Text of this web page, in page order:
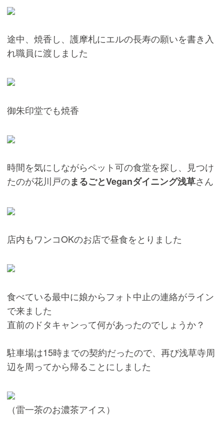
途中、焼香し、護摩札にエルの長寿の願いを書き入
れ職員に渡しました
御朱印堂でも焼香
時間を気にしながらペット可の食堂を探し、見つけ
たのが花川戸のまるごとVeganダイニング浅草さん
店内もワンコOKのお店で昼食をとりました
食べている最中に娘からフォト中止の連絡がライン
で来ました
直前のドタキャンって何があったのでしょうか？
駐車場は15時までの契約だったので、再び浅草寺周
辺を周ってから帰ることにしました
（雷一茶のお濃茶アイス）